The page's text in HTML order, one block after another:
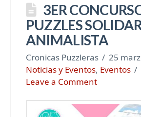
3ER
PUZZLES
ANIMALISTA
Cronicas Puzzleras
25
Noticias y Eventos, Eventos
Leave a Comment